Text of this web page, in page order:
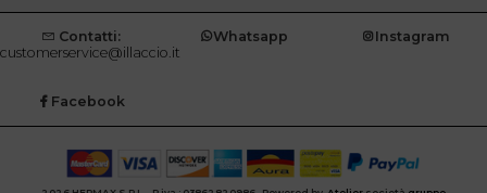
Contatti:
customerservice@illaccio.it
Whatsapp Instagram
Facebook